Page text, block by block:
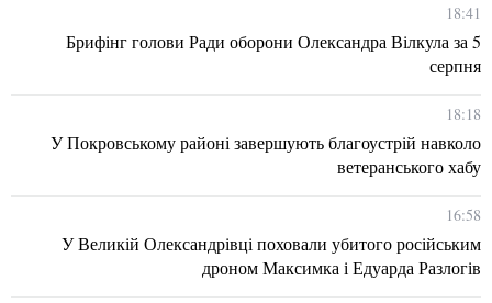
18:41
Брифінг голови Ради оборони Олександра Вілкула за 5
серпня
18:18
У Покровському районі завершують благоустрій навколо
ветеранського хабу
16:58
У Великій Олександрівці поховали убитого російським
дроном Максимка і Едуарда Разлогів